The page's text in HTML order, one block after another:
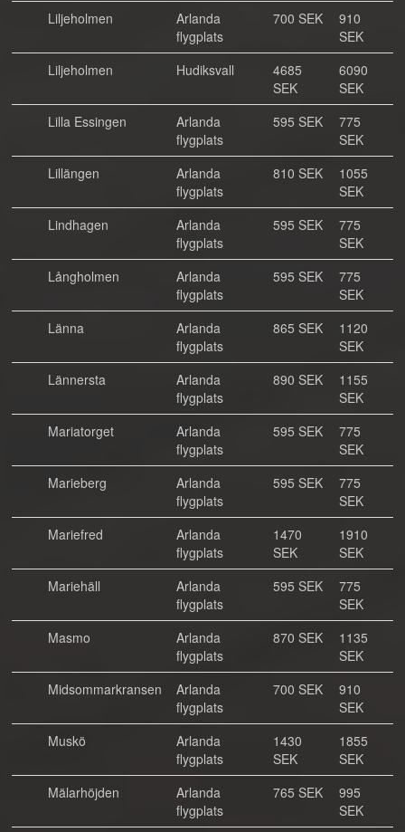
Liljeholmen
Arlanda
flygplats
700 SEK
910
SEK
Liljeholmen
Hudiksvall
4685
SEK
6090
SEK
Lilla Essingen
Arlanda
flygplats
595 SEK
775
SEK
Lillängen
Arlanda
flygplats
810 SEK
1055
SEK
Lindhagen
Arlanda
flygplats
595 SEK
775
SEK
Långholmen
Arlanda
flygplats
595 SEK
775
SEK
Länna
Arlanda
flygplats
865 SEK
1120
SEK
Lännersta
Arlanda
flygplats
890 SEK
1155
SEK
Mariatorget
Arlanda
flygplats
595 SEK
775
SEK
Marieberg
Arlanda
flygplats
595 SEK
775
SEK
Mariefred
Arlanda
flygplats
1470
SEK
1910
SEK
Mariehäll
Arlanda
flygplats
595 SEK
775
SEK
Masmo
Arlanda
flygplats
870 SEK
1135
SEK
Midsommarkransen
Arlanda
flygplats
700 SEK
910
SEK
Muskö
Arlanda
flygplats
1430
SEK
1855
SEK
Mälarhöjden
Arlanda
flygplats
765 SEK
995
SEK